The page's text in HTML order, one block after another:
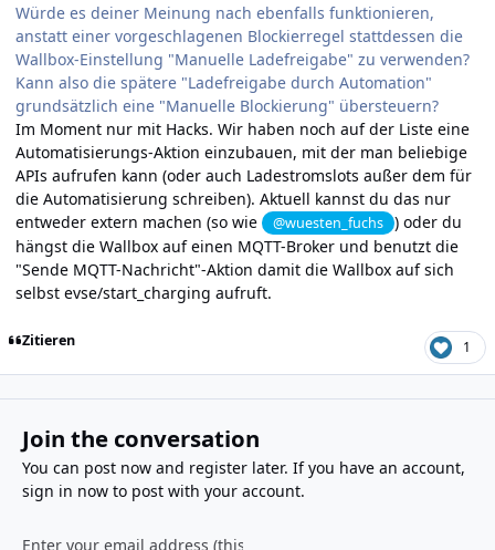
Würde es deiner Meinung nach ebenfalls funktionieren,
anstatt einer vorgeschlagenen Blockierregel stattdessen die
Wallbox-Einstellung "Manuelle Lade­freigabe" zu verwenden?
Kann also die spätere "Ladefreigabe durch Auto­mation"
grundsätzlich eine "Manuelle Blockierung" übersteuern?
Im Moment nur mit Hacks. Wir haben noch auf der Liste eine
Automatisierungs-Aktion einzubauen, mit der man beliebige
APIs aufrufen kann (oder auch Ladestromslots außer dem für
die Automatisierung schreiben). Aktuell kannst du das nur
entweder extern machen (so wie
@wuesten_fuchs ) oder du
hängst die Wallbox auf einen MQTT-Broker und benutzt die
"Sende MQTT-Nachricht"-Aktion damit die Wallbox auf sich
selbst evse/start_charging aufruft.
Zitieren 1
Join the conversation
You can post now and register later. If you have an account,
sign in nowto post with your account.